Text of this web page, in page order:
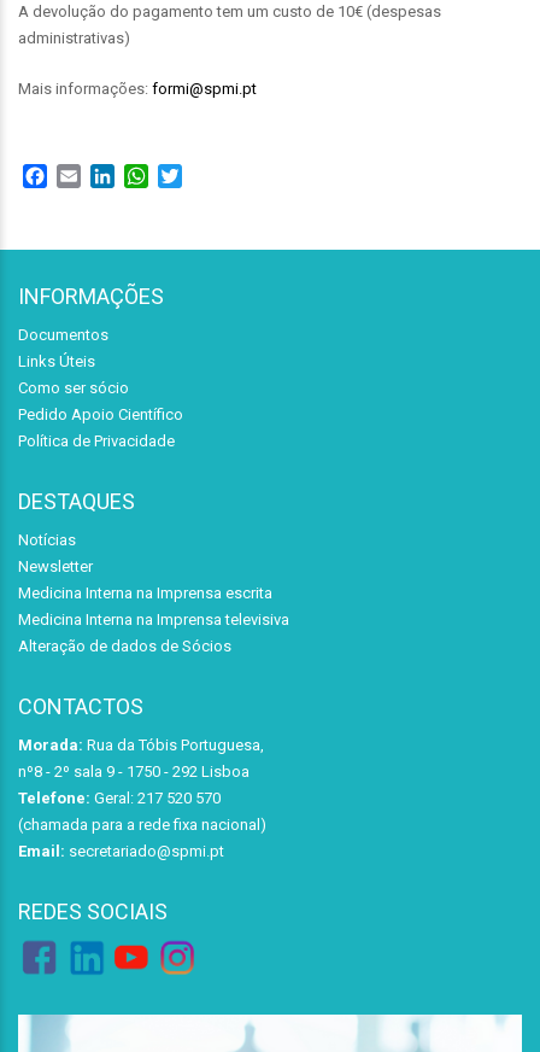
A devolução do pagamento tem um custo de 10€ (despesas
administrativas)
Mais informações: formi@spmi.pt
Facebook
Email LinkedInWhatsApp
INFORMAÇÕES
Documentos
Links Úteis
Como ser sócio
Pedido Apoio Científico
Política de Privacidade
DESTAQUES
Notícias
Newsletter
Medicina Interna na Imprensa escrita
Medicina Interna na Imprensa televisiva
Alteração de dados de Sócios
CONTACTOS
Morada: Rua da Tóbis Portuguesa,
nº8 - 2º sala 9 - 1750 - 292 Lisboa
Telefone: Geral: 217 520 570
(chamada para a rede fixa nacional)
Email: secretariado@spmi.pt
REDES SOCIAIS